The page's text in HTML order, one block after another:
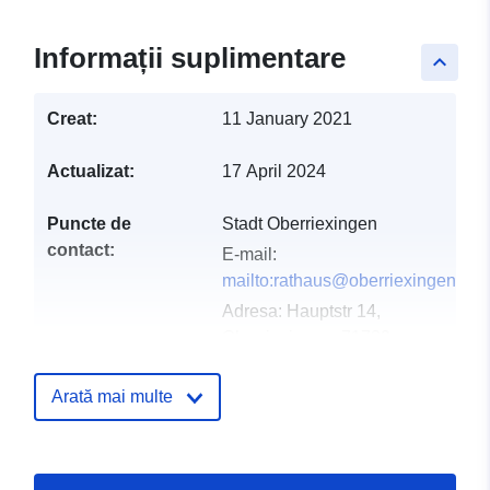
keyboard_arrow_up
Informații suplimentare
Creat: 11 January 2021
Actualizat: 17 April 2024
Puncte de
contact:
Stadt Oberriexingen
E-mail:
mailto:rathaus@oberriexingen.de
Adresa: Hauptstr 14,
Registru catalog: Adăugat la data.europa.eu: 21
Arată mai multe